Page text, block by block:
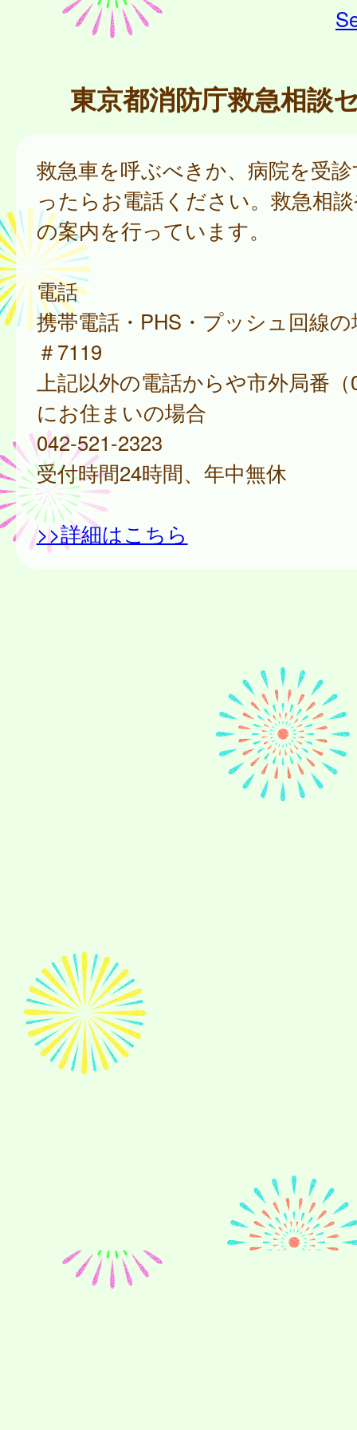
東京都消防庁救急相談
救急車を呼ぶべきか、病院を受
ったらお電話ください。救急相
の案内を行っています。
電話
携帯電話・PHS・プッシュ回線の
＃7119
上記以外の電話からや市外局番
にお住まいの場合
042-521-2323
受付時間24時間、年中無休
>>詳細はこちら